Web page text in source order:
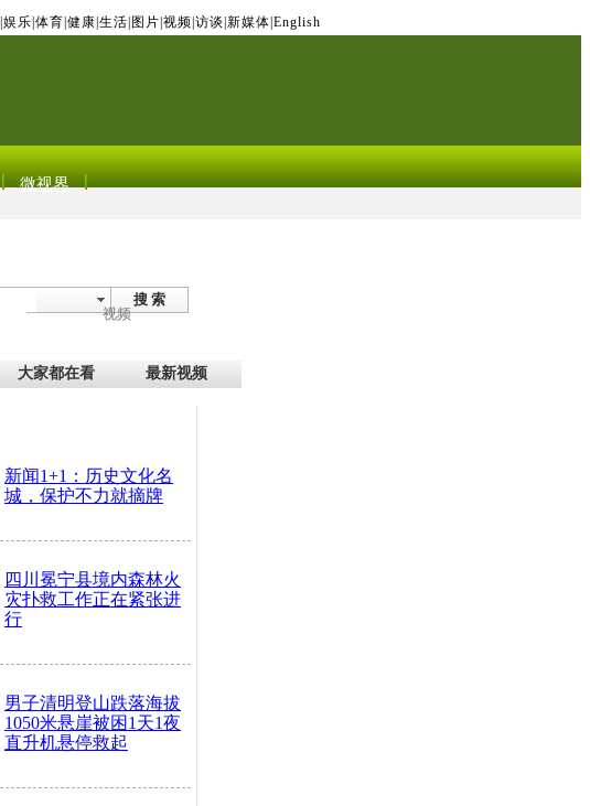
娱乐 体育 健康 生活 图片 视频 访谈 新媒体 English
微视界
搜 索
视频
大家都在看 最新视频
新闻1+1：历史文化名
城，保护不力就摘牌
四川冕宁县境内森林火
灾扑救工作正在紧张进
行
男子清明登山跌落海拔
1050米悬崖被困1天1夜
直升机悬停救起